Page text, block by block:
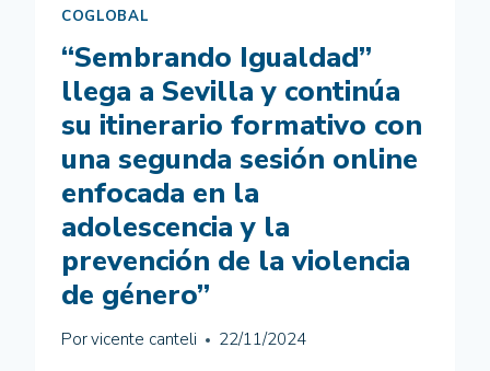
COGLOBAL
“Sembrando Igualdad”
llega a Sevilla y continúa
su itinerario formativo con
una segunda sesión online
enfocada en la
adolescencia y la
prevención de la violencia
de género”
Porvicente canteli 22/11/2024